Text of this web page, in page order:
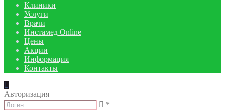
Клиники
Услуги
Врачи
Инстамед Online
Цены
Акции
Информация
Контакты
Авторизация
*